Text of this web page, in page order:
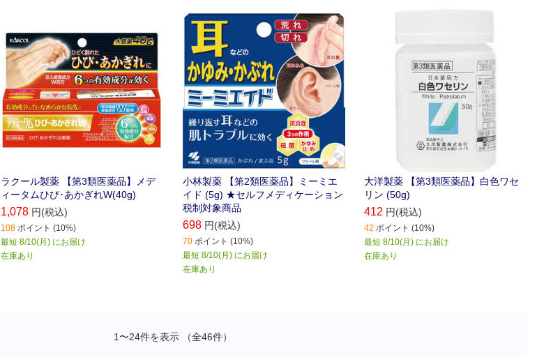
ラクール製薬 【第3類医薬品】メデ
ィータムひび･あかぎれW(40g)
1,078 円(税込)
108 ポイント (10%)
最短 8/10(月) にお届け
在庫あり
小林製薬 【第2類医薬品】ミーミエ
イド (5g) ★セルフメディケーション
税制対象商品
698 円(税込)
70 ポイント (10%)
最短 8/10(月) にお届け
在庫あり
大洋製薬 【第3類医薬品】白色ワセ
リン (50g)
412 円(税込)
42 ポイント (10%)
最短 8/10(月) にお届け
在庫あり
1〜24件を表示 （全46件）